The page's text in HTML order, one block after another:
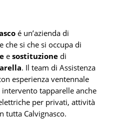
é un’azienda di
che si che si occupa di
e sostituzionedi
. Il team di Assistenza
esperienza ventennale
tapparelle anche
per privati, attività
tutta Calvignasco.